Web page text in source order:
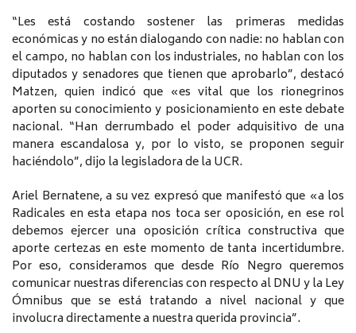
“Les está costando sostener las primeras medidas
económicas y no están dialogando con nadie: no hablan con
el campo, no hablan con los industriales, no hablan con los
diputados y senadores que tienen que aprobarlo”, destacó
Matzen, quien indicó que «es vital que los rionegrinos
aporten su conocimiento y posicionamiento en este debate
nacional. “Han derrumbado el poder adquisitivo de una
manera escandalosa y, por lo visto, se proponen seguir
haciéndolo”, dijo la legisladora de la UCR.
Ariel Bernatene, a su vez expresó que manifestó que «a los
Radicales en esta etapa nos toca ser oposición, en ese rol
debemos ejercer una oposición crítica constructiva que
aporte certezas en este momento de tanta incertidumbre.
Por eso, consideramos que desde Río Negro queremos
comunicar nuestras diferencias con respecto al DNU y la Ley
Ómnibus que se está tratando a nivel nacional y que
involucra directamente a nuestra querida provincia”.